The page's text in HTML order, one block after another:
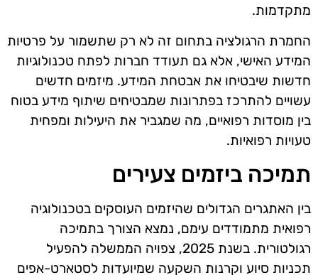
מתקדמות.
החמרת הרגולציה בתחום זה לא רק שתשמור על פרטיות
המידע האישי, אלא גם תעודד חברות לפתח טכנולוגיות
חדשות שיבטיחו את אבטחת המידע. מיזמים חדשים
עשויים להתרכז בפתרונות שמבטיחים שיתוף מידע בטוח
בין מוסדות רפואיים, מה שמגביר את היעילות ומפחית
טעויות רפואיות.
תמיכה ביזמים צעירים
בין האתגרים הגדולים שהיזמים העוסקים בטכנולוגיה
רפואית מתמודדים עימם, נמצא הצורך בתמיכה
רגולטורית. בשנת 2025, צפויה הממשלה להפעיל
תכניות סיוע וקרנות השקעה שמיועדות לסטארט-אפים